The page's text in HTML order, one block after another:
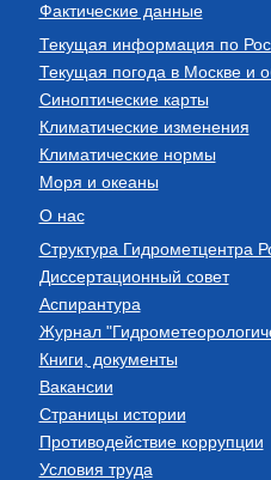
Фактические данные
Текущая информация по
Текущая погода в Москве и
Синоптические карты
Климатические изменения
Климатические нормы
Моря и океаны
О нас
Структура Гидрометцентра
Диссертационный совет
Аспирантура
Журнал
Книги, документы
Вакансии
Страницы истории
Противодействие коррупции
Условия труда